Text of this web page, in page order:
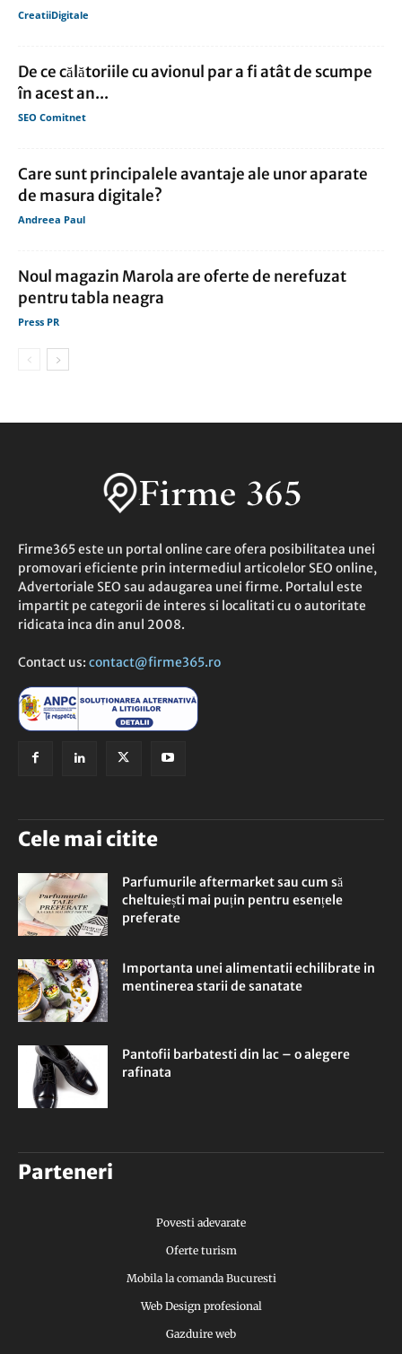
CreatiiDigitale
De ce călătoriile cu avionul par a fi atât de scumpe
în acest an...
SEO Comitnet
Care sunt principalele avantaje ale unor aparate
de masura digitale?
Andreea Paul
Noul magazin Marola are oferte de nerefuzat
pentru tabla neagra
Press PR
Firme365 este un portal online care ofera posibilitatea unei
promovari eficiente prin intermediul articolelor SEO online,
Advertoriale SEO sau adaugarea unei firme. Portalul este
impartit pe categorii de interes si localitati cu o autoritate
ridicata inca din anul 2008.
Contact us: contact@firme365.ro
Cele mai citite
Parfumurile aftermarket sau cum să
cheltuiești mai puțin pentru esențele
preferate
Importanta unei alimentatii echilibrate in
mentinerea starii de sanatate
Pantofii barbatesti din lac – o alegere
rafinata
Parteneri
Povesti adevarate
Oferte turism
Mobila la comanda Bucuresti
Web Design profesional
Gazduire web